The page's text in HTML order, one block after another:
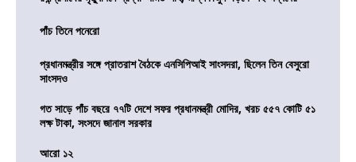
পাঁচ তিনে পনেরো
প্রধানমন্ত্রীর সঙ্গে প্রাতরাশ বৈঠকে এনসিপিআই সাংসদরা, ছিলেন তিন বেসুরো
সাংসদও
গত সাড়ে পাঁচ বছরে ৭৭টি দেশে সফর প্রধানমন্ত্রী মোদির, খরচ ৫৫৭ কোটি ৫১
লক্ষ টাকা, সংসদে জানাল সরকার
আরো ১২